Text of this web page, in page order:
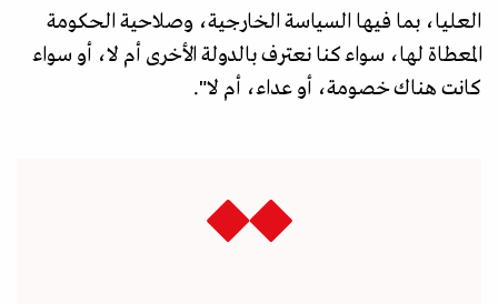
العليا، بما فيها السياسة الخارجية، وصلاحية الحكومة
المعطاة لها، سواء كنا نعترف بالدولة الأخرى أم لا، أو سواء
كانت هناك خصومة، أو عداء، أم لا".